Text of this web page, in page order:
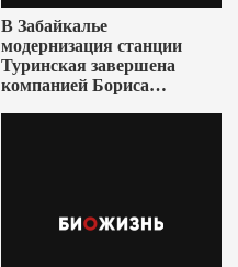
В Забайкалье
модернизация станции
Туринская завершена
компанией Бориса